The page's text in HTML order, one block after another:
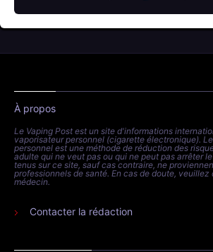
À propos
Le Vaping Post est un site d'informations
vaporisateur personnel (cigarette électronique).
personnel est une méthode de réduction des
adulte qui ne veut pas ou qui ne peut pas arrêter
tenus sur ce site, sauf cas contraire, ne
professionnels de santé. En cas de doute,
médecin.
Contacter la rédaction